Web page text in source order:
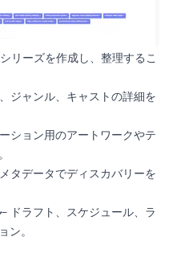
リーズを作成し、整理するこ
ジャンル、キャストの詳細を
ション用のアートワークやテ
タデータでディスカバリーを
- ドラフト、スケジュール、ラ
ン。